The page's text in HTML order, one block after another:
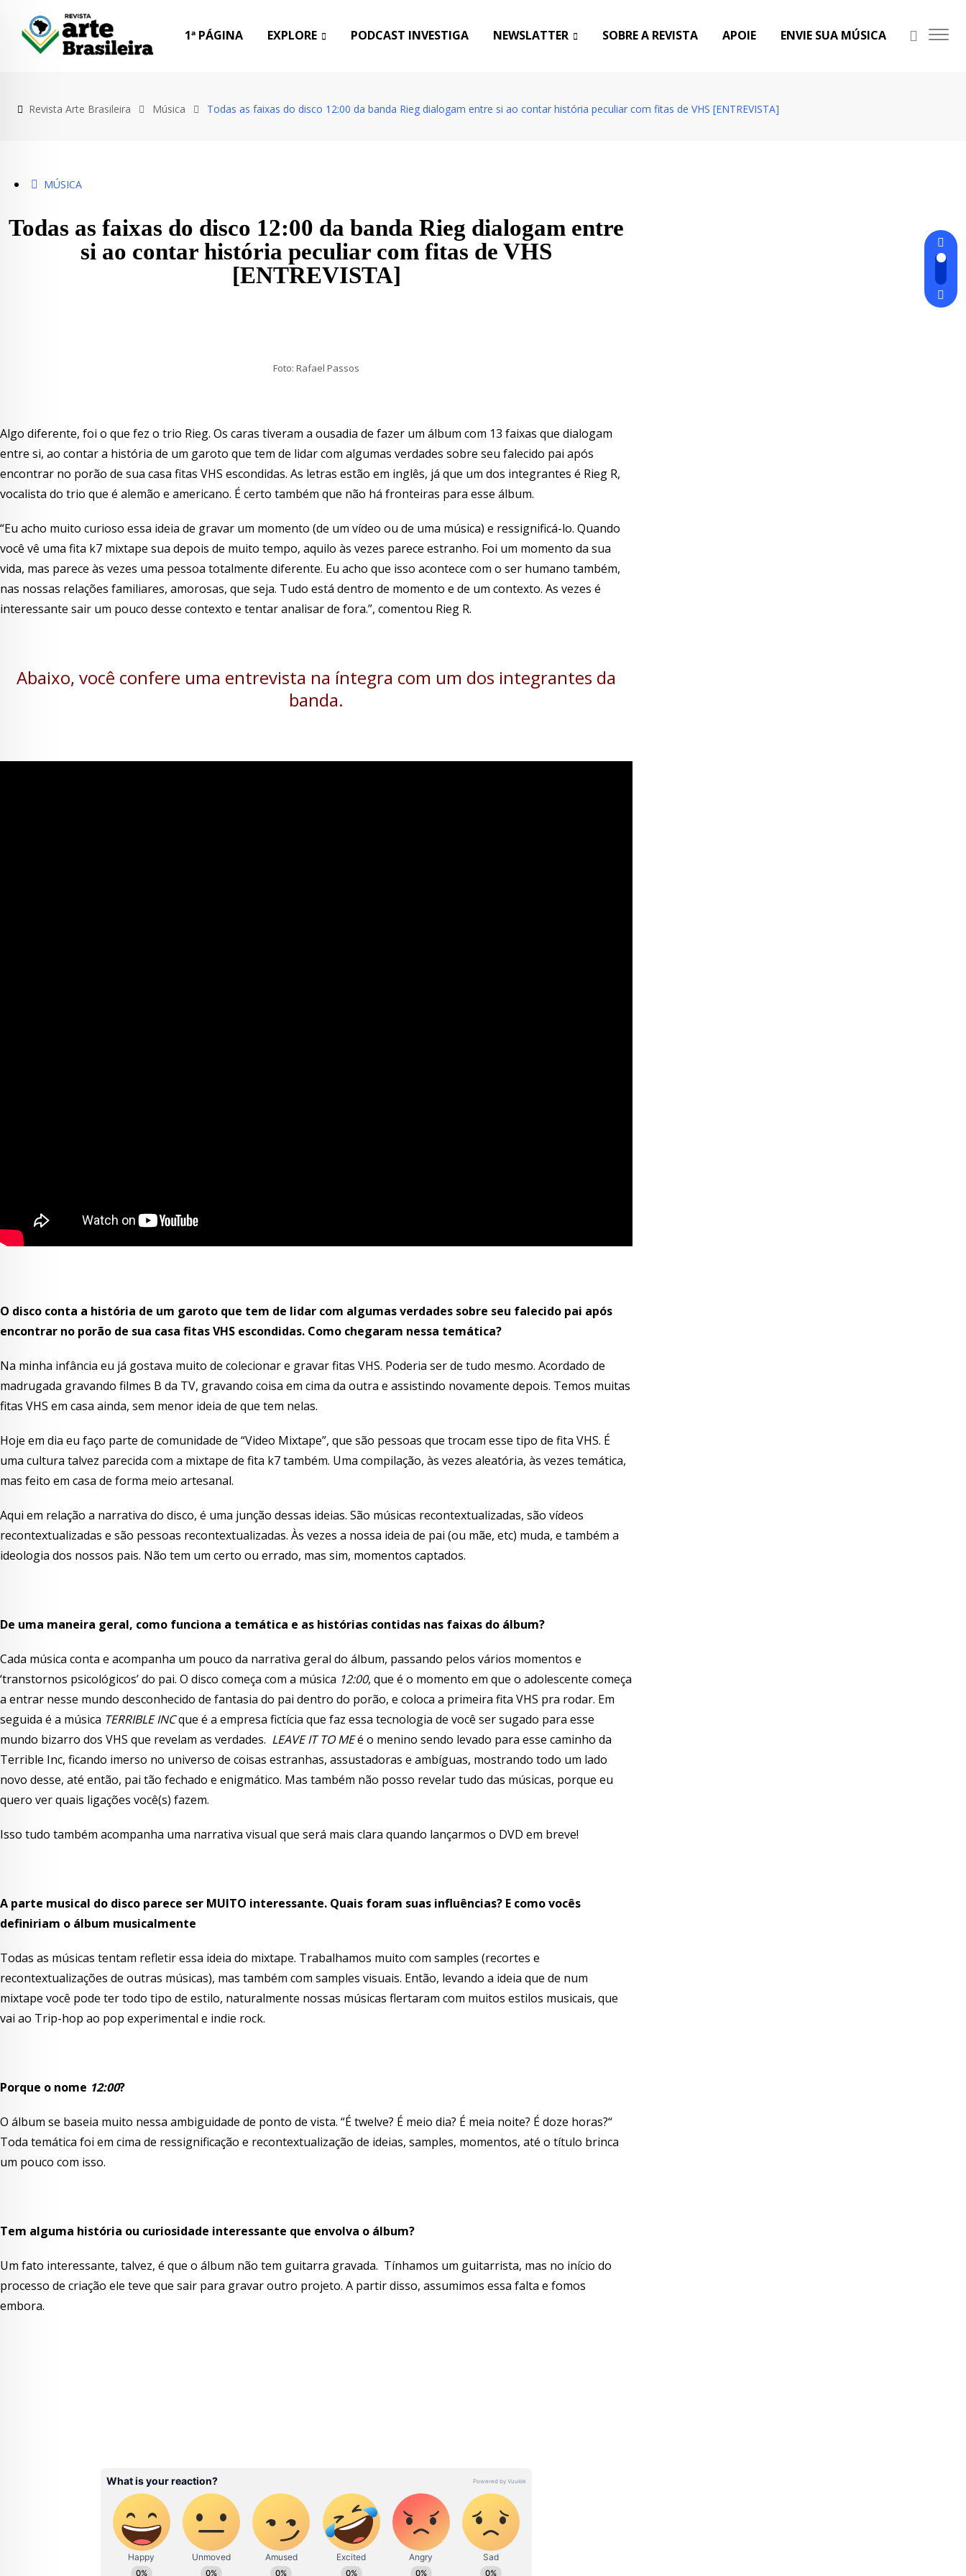
content
1ª PÁGINA EXPLORE PODCAST INVESTIGA NEWSLATTER SOBRE A REVISTA APOIE ENVIE SUA MÚSICA
Revista Arte Brasileira Música Todas as faixas do disco 12:00 da banda Rieg dialogam entre si ao contar história peculiar com fitas de VHS [ENTREVISTA]
MÚSICA
Todas as faixas do disco 12:00 da banda Rieg dialogam entre
si ao contar história peculiar com fitas de VHS
[ENTREVISTA]
Foto: Rafael Passos
Algo diferente, foi o que fez o trio Rieg. Os caras tiveram a ousadia de fazer um álbum com 13 faixas que dialogam
entre si, ao contar a história de um garoto que tem de lidar com algumas verdades sobre seu falecido pai após
encontrar no porão de sua casa fitas VHS escondidas. As letras estão em inglês, já que um dos integrantes é Rieg R,
vocalista do trio que é alemão e americano. É certo também que não há fronteiras para esse álbum.
“Eu acho muito curioso essa ideia de gravar um momento (de um vídeo ou de uma música) e ressignificá-lo. Quando
você vê uma fita k7 mixtape sua depois de muito tempo, aquilo às vezes parece estranho. Foi um momento da sua
vida, mas parece às vezes uma pessoa totalmente diferente. Eu acho que isso acontece com o ser humano também,
nas nossas relações familiares, amorosas, que seja. Tudo está dentro de momento e de um contexto. As vezes é
interessante sair um pouco desse contexto e tentar analisar de fora.”, comentou Rieg R.
Abaixo, você confere uma entrevista na íntegra com um dos integrantes da
banda.
O disco conta a história de um garoto que tem de lidar com algumas verdades sobre seu falecido pai após
encontrar no porão de sua casa fitas VHS escondidas. Como chegaram nessa temática?
Na minha infância eu já gostava muito de colecionar e gravar fitas VHS. Poderia ser de tudo mesmo. Acordado de
madrugada gravando filmes B da TV, gravando coisa em cima da outra e assistindo novamente depois. Temos muitas
fitas VHS em casa ainda, sem menor ideia de que tem nelas.
Hoje em dia eu faço parte de comunidade de “Video Mixtape”, que são pessoas que trocam esse tipo de fita VHS. É
uma cultura talvez parecida com a mixtape de fita k7 também. Uma compilação, às vezes aleatória, às vezes temática,
mas feito em casa de forma meio artesanal.
Aqui em relação a narrativa do disco, é uma junção dessas ideias. São músicas recontextualizadas, são vídeos
recontextualizadas e são pessoas recontextualizadas. Às vezes a nossa ideia de pai (ou mãe, etc) muda, e também a
ideologia dos nossos pais. Não tem um certo ou errado, mas sim, momentos captados.
De uma maneira geral, como funciona a temática e as histórias contidas nas faixas do álbum?
Cada música conta e acompanha um pouco da narrativa geral do álbum, passando pelos vários momentos e
‘transtornos psicológicos’ do pai. O disco começa com a música 12:00, que é o momento em que o adolescente começa
a entrar nesse mundo desconhecido de fantasia do pai dentro do porão, e coloca a primeira fita VHS pra rodar. Em
seguida é a música TERRIBLE INCque é a empresa fictícia que faz essa tecnologia de você ser sugado para esse
mundo bizarro dos VHS que revelam as verdades. LEAVE IT TO MEé o menino sendo levado para esse caminho da
Terrible Inc, ficando imerso no universo de coisas estranhas, assustadoras e ambíguas, mostrando todo um lado
novo desse, até então, pai tão fechado e enigmático. Mas também não posso revelar tudo das músicas, porque eu
quero ver quais ligações você(s) fazem.
Isso tudo também acompanha uma narrativa visual que será mais clara quando lançarmos o DVD em breve!
A parte musical do disco parece ser MUITO interessante. Quais foram suas influências? E como vocês
definiriam o álbum musicalmente
Todas as músicas tentam refletir essa ideia do mixtape. Trabalhamos muito com samples (recortes e
recontextualizações de outras músicas), mas também com samples visuais. Então, levando a ideia que de num
mixtape você pode ter todo tipo de estilo, naturalmente nossas músicas flertaram com muitos estilos musicais, que
vai ao Trip-hop ao pop experimental e indie rock.
Porque o nome 12:00?
O álbum se baseia muito nessa ambiguidade de ponto de vista. “É twelve? É meio dia? É meia noite? É doze horas?“
Toda temática foi em cima de ressignificação e recontextualização de ideias, samples, momentos, até o título brinca
um pouco com isso.
Tem alguma história ou curiosidade interessante que envolva o álbum?
Um fato interessante, talvez, é que o álbum não tem guitarra gravada. Tínhamos um guitarrista, mas no início do
processo de criação ele teve que sair para gravar outro projeto. A partir disso, assumimos essa falta e fomos
embora.